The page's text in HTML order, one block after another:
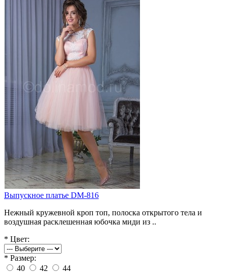
Выпускное платье DM-816
Нежный кружевной кроп топ, полоска открытого тела и
воздушная расклешенная юбочка миди из ..
* Цвет:
* Размер:
40
42 44